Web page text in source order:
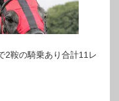
2鞍の騎乗あり合計11レ